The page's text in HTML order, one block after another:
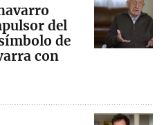
del
de
con